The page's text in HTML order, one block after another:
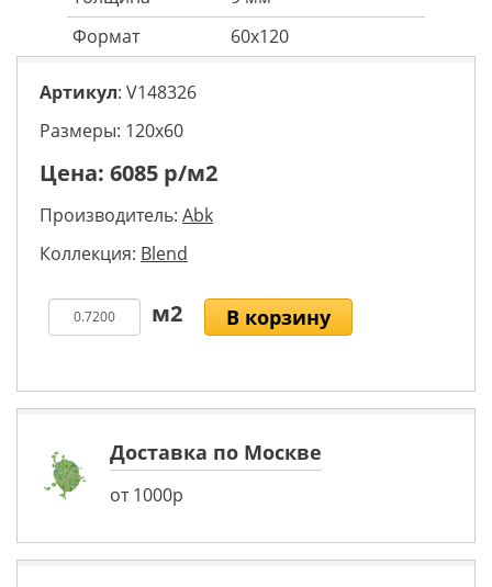
Формат
60х120
Артикул: V148326
Размеры: 120х60
Цена: 6085 р/м2
Производитель: Abk
Коллекция: Blend
В корзину
Доставка по Москве
от 1000р